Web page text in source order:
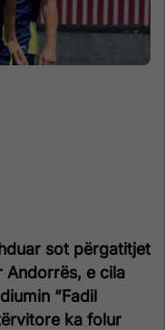
sot përgatitjet
Andorrës, e cila
“Fadil
ka folur